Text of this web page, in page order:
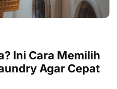
Ini Cara Memilih
Agar Cepat